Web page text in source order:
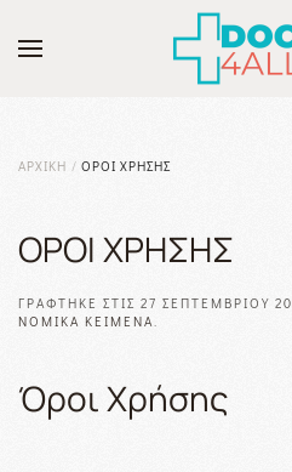
Skip to main content
ΑΡΧΙΚΉ ΟΡΟΙ ΧΡΗΣΗΣ
ΟΡΟΙ ΧΡΗΣΗΣ
ΓΡΆΦΤΗΚΕ ΣΤΙΣ 27 ΣΕΠΤΕΜΒΡΊΟΥ
ΝΟΜΙΚΆ ΚΕΊΜΕΝΑ.
Όροι Χρήσης